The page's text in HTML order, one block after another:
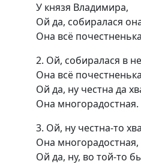
У князя Владимира,
Ой да, собиралася
Она всё
2. Ой, собиралася в
Она всё
Ой да, ну честна да
Она многорадостная.
3. Ой, ну честна-то
Она многорадостная,
Ой да, ну, во той-то